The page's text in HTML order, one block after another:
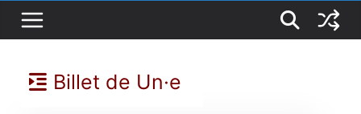
Billet de Un·e